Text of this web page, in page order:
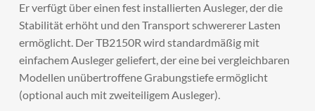
Er verfügt über einen fest installierten Ausleger, der die
Stabilität erhöht und den Transport schwererer Lasten
ermöglicht. Der TB2150R wird standardmäßig mit
einfachem Ausleger geliefert, der eine bei vergleichbaren
Modellen unübertroffene Grabungstiefe ermöglicht
(optional auch mit zweiteiligem Ausleger).